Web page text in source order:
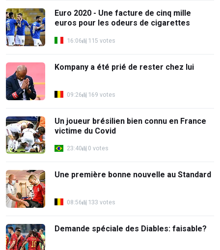
Euro 2020 - Une facture de cinq mille
euros pour les odeurs de cigarettes
16:06 115 votes
Kompany a été prié de rester chez lui
09:26 169 votes
Un joueur brésilien bien connu en France
victime du Covid
23:40 0 votes
Une première bonne nouvelle au Standard
08:56 133 votes
Demande spéciale des Diables: faisable?